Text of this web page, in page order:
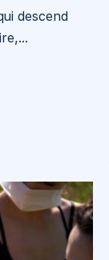
descend